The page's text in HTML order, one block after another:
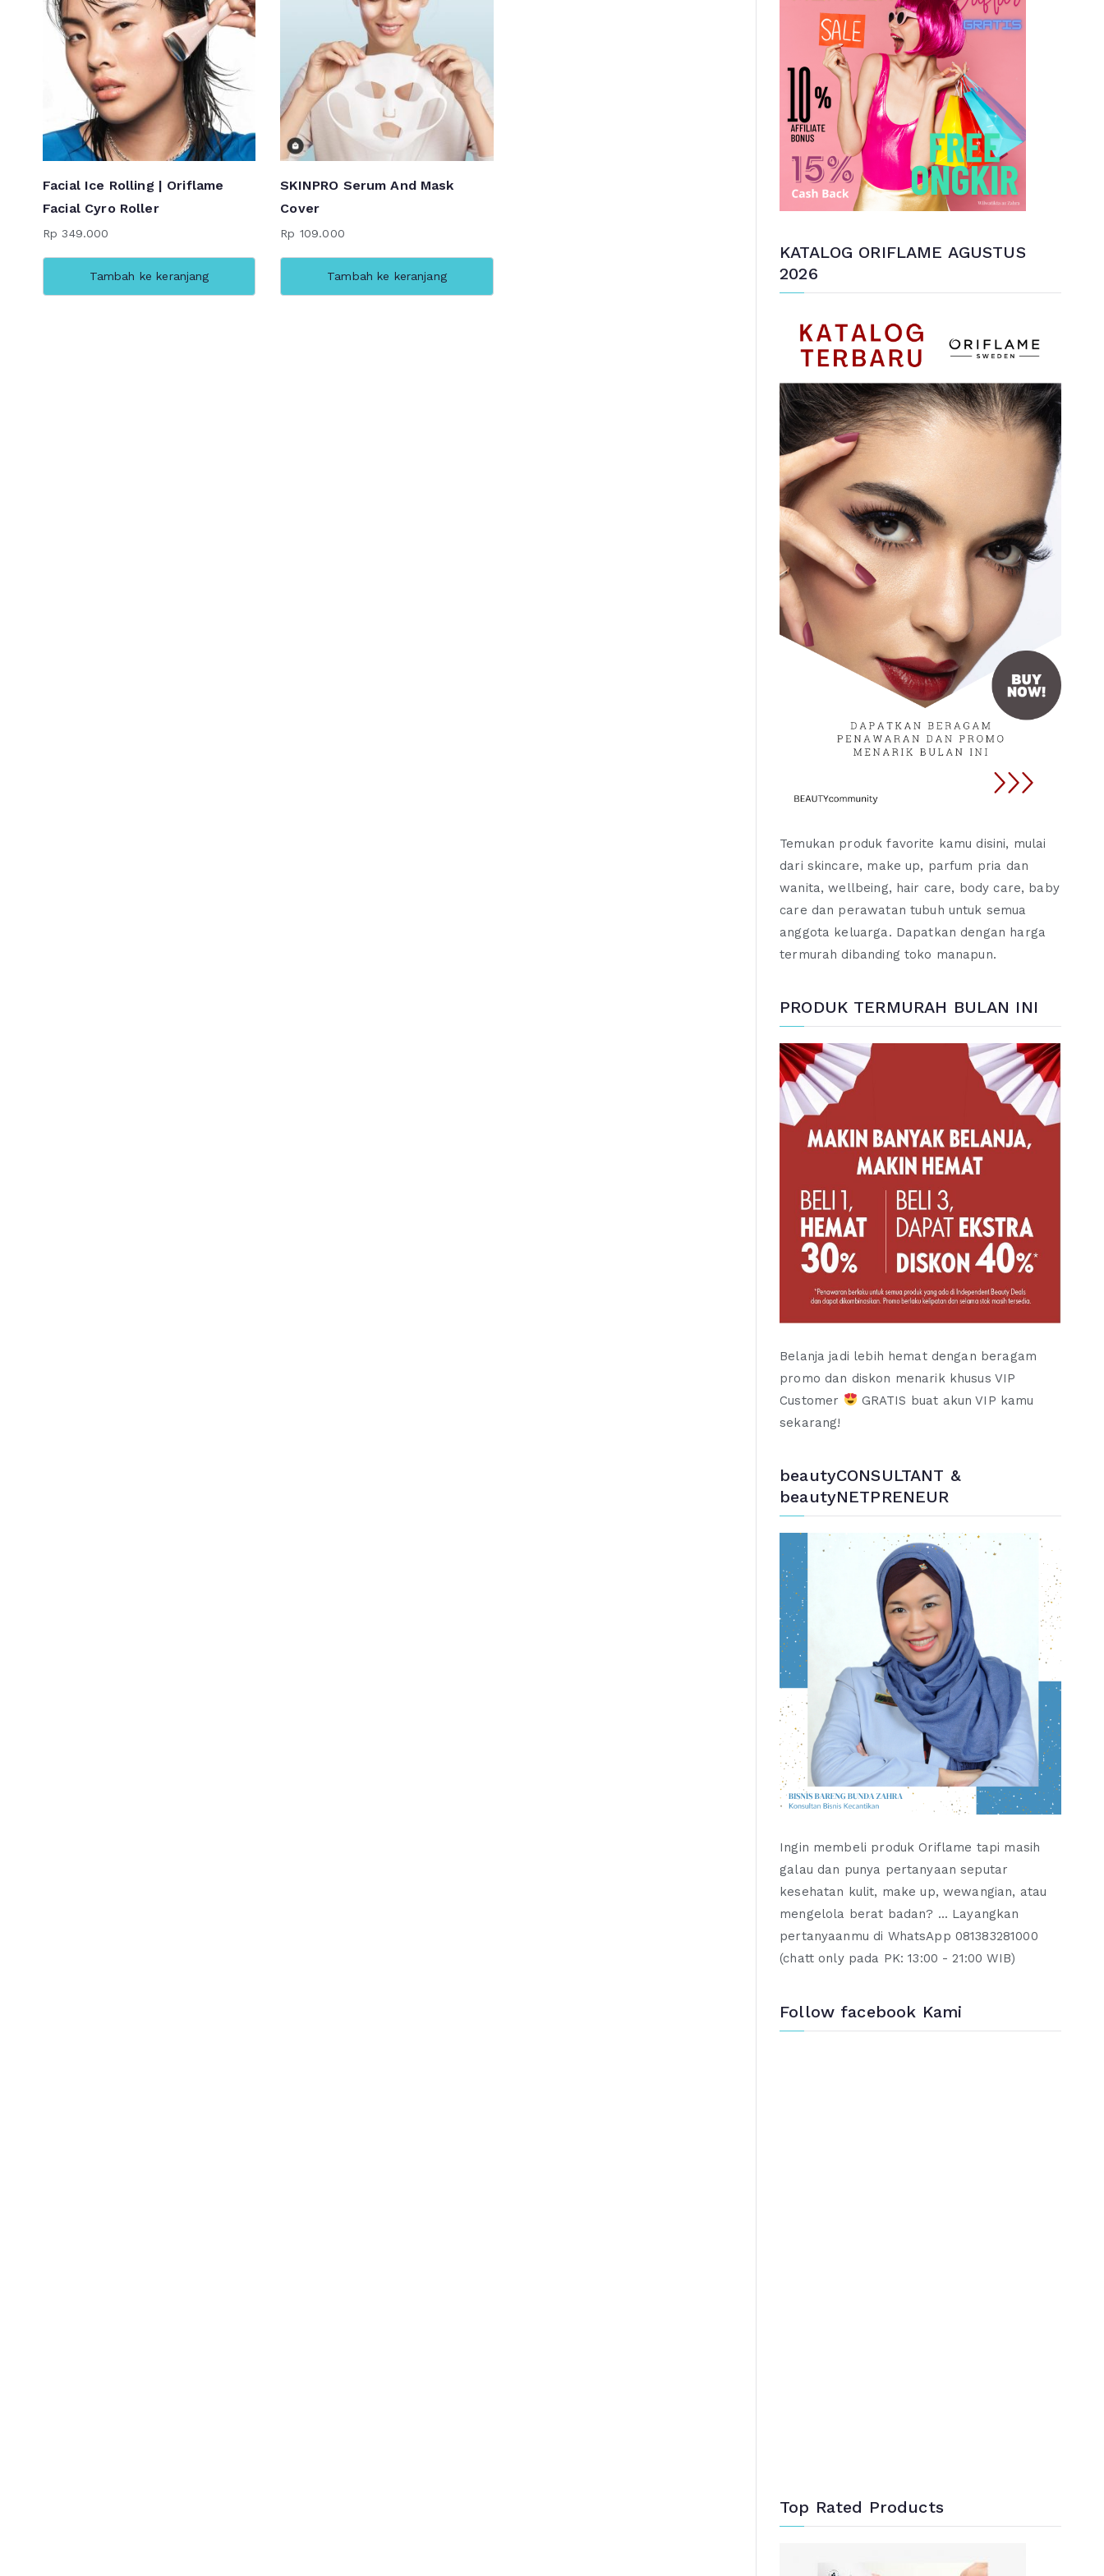
Facial Ice Rolling | Oriflame
Facial Cyro Roller
Rp 349.000
Tambah ke keranjang
SKINPRO Serum And Mask
Cover
Rp 109.000
Tambah ke keranjang
KATALOG ORIFLAME AGUSTUS
2026
Temukan produk favorite kamu disini, mulai
dari skincare, make up, parfum pria dan
wanita, wellbeing, hair care, body care, baby
care dan perawatan tubuh untuk semua
anggota keluarga. Dapatkan dengan harga
termurah dibanding toko manapun.
PRODUK TERMURAH BULAN INI
Belanja jadi lebih hemat dengan beragam
promo dan diskon menarik khusus VIP
Customer
GRATIS buat akun VIP kamu
sekarang!
beautyCONSULTANT &
beautyNETPRENEUR
Ingin membeli produk Oriflame tapi masih
galau dan punya pertanyaan seputar
kesehatan kulit, make up, wewangian, atau
mengelola berat badan? ... Layangkan
pertanyaanmu di WhatsApp 081383281000
(chatt only pada PK: 13:00 - 21:00 WIB)
Follow facebook Kami
Top Rated Products